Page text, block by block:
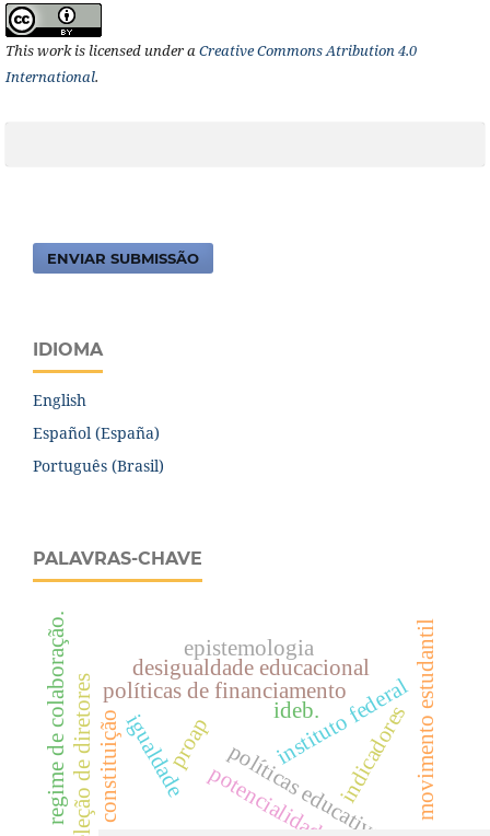
This work is licensed under aCreative Commons Atribution 4.0
International.
ENVIAR SUBMISSÃO
IDIOMA
English
Español (España)
Português (Brasil)
PALAVRAS-CHAVE
políticas educativas
igualdade instituto federal
proap
políticas de financiamento
constituição
seleção de diretores
desigualdade educacional
indicadores
regime de colaboração. movimento estudantil
potencialidades
epistemologia
ideb.